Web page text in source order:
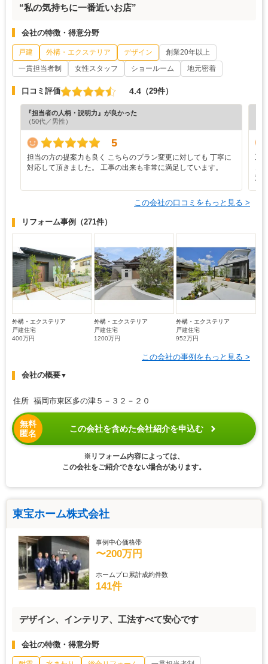
“私の気持ちに一番近いお店”
会社の特徴・得意分野
戸建 外構・エクステリア デザイン
創業20年以上
一貫担当者制
女性スタッフ ショールーム 地元密着
口コミ評価 4.4 （29件）
『担当者の人柄・説明力』が良かった
（50代／男性）
5
担当の方の提案力も良く こちらのプラン変更に対しても 丁寧に
対応して頂きました。 工事の出来も非常に満足しています。
工
連
この会社の口コミをもっと見る >
リフォーム事例 （271件）
外構・エクステリア
戸建住宅
400万円
外構・エクステリア
戸建住宅
1200万円
外構・エクステリア
戸建住宅
952万円
この会社の事例をもっと見る >
会社の概要▼
住所 福岡市東区多の津５－３２－２０
無料
匿名
この会社を含めた会社紹介を申込む
※リフォーム内容によっては、
この会社をご紹介できない場合があります。
東宝ホーム株式会社
事例中心価格帯
〜200万円
ホームプロ累計成約件数
141件
デザイン、インテリア、工法すべて安心です
会社の特徴・得意分野